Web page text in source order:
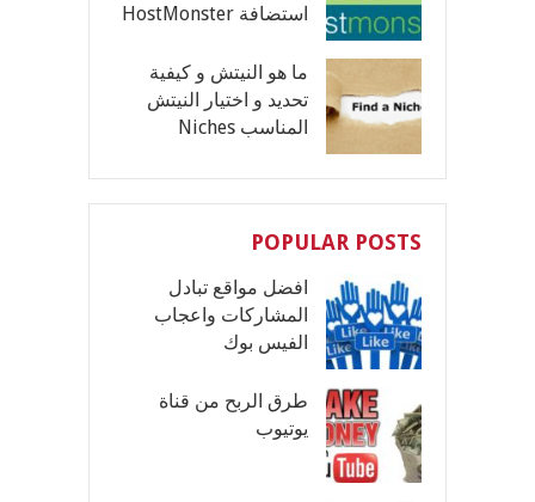
استضافة HostMonster
ما هو النيتش و كيفية
تحديد و اختيار النيتش
المناسب Niches
POPULAR POSTS
افضل مواقع تبادل
المشاركات واعجاب
الفيس بوك
طرق الربح من قناة
يوتيوب